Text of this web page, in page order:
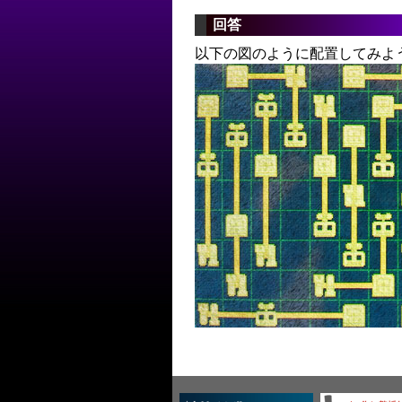
回答
以下の図のように配置してみよ